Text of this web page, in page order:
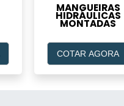
MANGUEIRAS
HIDRÁULICAS
MONTADAS
COTAR AGORA